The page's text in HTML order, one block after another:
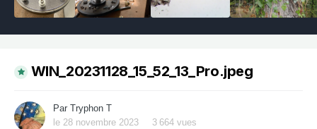
WIN_20231128_15_52_13_Pro.jpeg
Par Tryphon T
le 28 novembre 2023
3 664 vues